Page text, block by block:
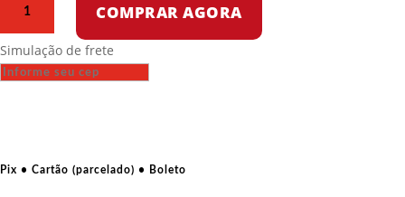
-
A
ato
COMPRAR AGORA
Simulação de frete
Pix • Cartão (parcelado) • Boleto